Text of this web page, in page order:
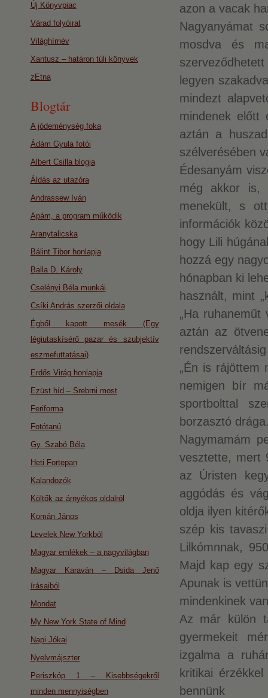
azon a vacak
Nagyanyámat
mosdva és
legyen
mindezt
mindenek előtt
aztán a
szélverésében
Édesanyám
még akkor is,
menekült, s
információk
hogy Lili
hozzá egy
hónapban ki
használt, mint
„Ha
aztán az
„Én is rájöttem
nemigen bír
sportbolttal
borzasztó
Nagymamám
vesztette, mert
az Úristen
aggódás és
oldja ilyen
szép kis
Lilkómnnak,
Majd kap egy
Apunak is
mindenkinek
Az már külön
gyermekeit
izgalma a
kritikai
bennünk
Új Könyvpiac
Várad folyóirat
Világhírnév
Xantusz – határon túli könyvek
zEtna
Blogtár
A jódeménység foka
Ádám Gyula fotói
Albert Csilla blogja
Áldás az utazóra
Andrassew Iván
Apám, a program működik
Aranytalicska
Bálint Tibor honlapja
Balla D. Károly
Cselényi Béla munkái
Csíki András szerzői oldala
Égből kapott mesék (Egy
légiutaskísérő pazar és szubjektív
eszmefuttatásai)
Erdős Virág honlapja
Ezüst híd – Srebrni most
Feriforma
Fotótanú
Gy. Szabó Béla
Heti Fortepan
Kalandozók
Költők az árnyékos oldalról
Komán János
Levelek New Yorkból
Magyar emlékek – a nagyvilágban
Magyar Karaván – Dsida Jenő
írásaiból
Mondat
My New York State of Mind
Napi Jókai
Nyelvmájszter
Periszkóp 1 – Kisebbségekről
minden mennyiségben